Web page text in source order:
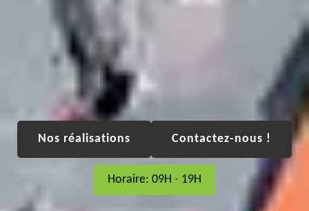
Nos réalisations Contactez-nous !
Horaire: 09H - 19H